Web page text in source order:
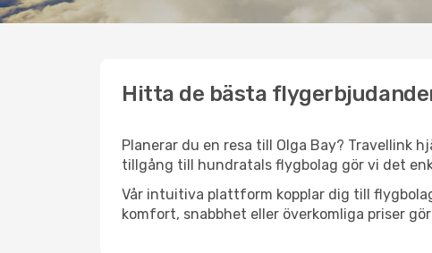
Hitta de bästa
Planerar du en resa till Olga Bay?
tillgång till hundratals flygbolag gör vi det
Vår intuitiva plattform kopplar dig till
komfort, snabbhet eller överkomliga priser